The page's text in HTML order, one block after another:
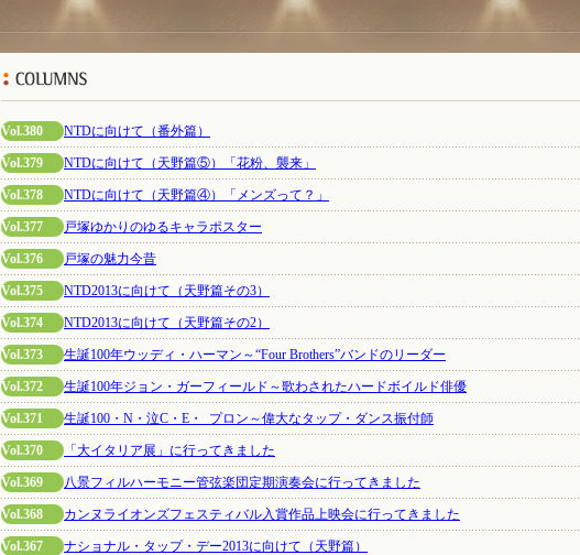
Vol.380 NTDに向けて（番外篇）
Vol.379 NTDに向けて（天野篇⑤）「花粉、襲来」
Vol.378 NTDに向けて（天野篇④）「メンズって？」
Vol.377 戸塚ゆかりのゆるキャラポスター
Vol.376 戸塚の魅力今昔
Vol.375 NTD2013に向けて（天野篇その3）
Vol.374 NTD2013に向けて（天野篇その2）
Vol.373 生誕100年ウッディ・ハーマン～“Four Brothers”バンドのリーダー
Vol.372 生誕100年ジョン・ガーフィールド～歌わされたハードボイルド俳優
Vol.371 生誕100・N・泣C・E・_プロン～偉大なタップ・ダンス振付師
Vol.370 「大イタリア展」に行ってきました
Vol.369 八景フィルハーモニー管弦楽団定期演奏会に行ってきました
Vol.368 カンヌライオンズフェスティバル入賞作品上映会に行ってきました
Vol.367 ナショナル・タップ・デー2013に向けて（天野篇）